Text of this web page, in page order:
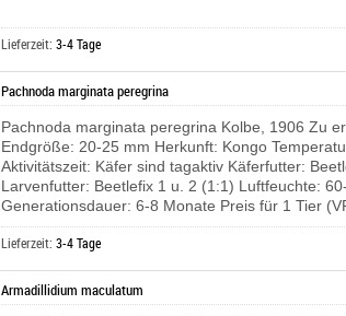
Lieferzeit:3-4 Tage
Pachnoda marginata peregrina
Pachnoda marginata peregrina Kolbe, 1906 Zu
Endgröße: 20-25 mm Herkunft: Kongo
Aktivitätszeit: Käfer sind tagaktiv Käferfutter:
Larvenfutter: Beetlefix 1 u. 2 (1:1) Luftfeuchte:
Generationsdauer: 6-8 Monate Preis für 1 Tier
Lieferzeit:3-4 Tage
Armadillidium maculatum